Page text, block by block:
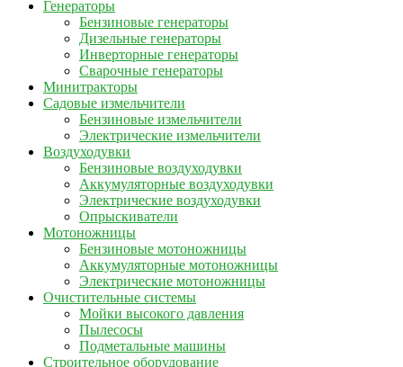
Генераторы
Бензиновые генераторы
Дизельные генераторы
Инверторные генераторы
Сварочные генераторы
Минитракторы
Садовые измельчители
Бензиновые измельчители
Электрические измельчители
Воздуходувки
Бензиновые воздуходувки
Аккумуляторные воздуходувки
Электрические воздуходувки
Опрыскиватели
Мотоножницы
Бензиновые мотоножницы
Аккумуляторные мотоножницы
Электрические мотоножницы
Очистительные системы
Мойки высокого давления
Пылесосы
Подметальные машины
Строительное оборудование